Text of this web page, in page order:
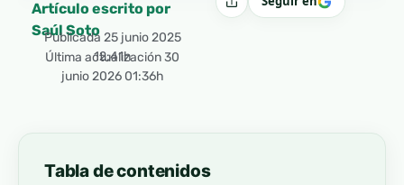
Artículo escrito por
Saúl Soto
Publicada 25 junio 2025
12:41h
Última actualización 30
junio 2026 01:36h
Compartir
Tabla de contenidos